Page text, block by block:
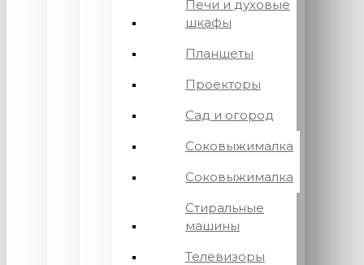
Печи и духовые
шкафы
Планшеты
Проекторы
Сад и огород
Соковыжималка
Соковыжималка
Стиральные
машины
Телевизоры